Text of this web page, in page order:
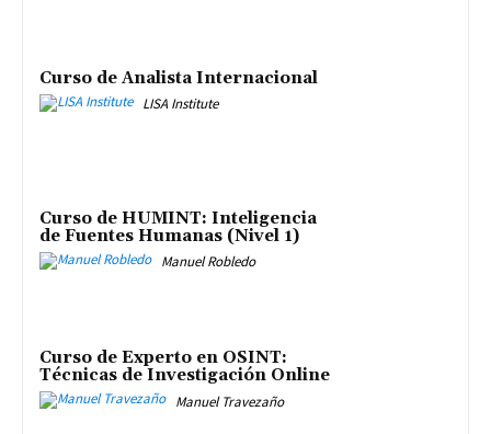
Curso de Analista Internacional
LISA Institute
Curso de HUMINT: Inteligencia
de Fuentes Humanas (Nivel 1)
Manuel Robledo
Curso de Experto en OSINT:
Técnicas de Investigación Online
Manuel Travezaño